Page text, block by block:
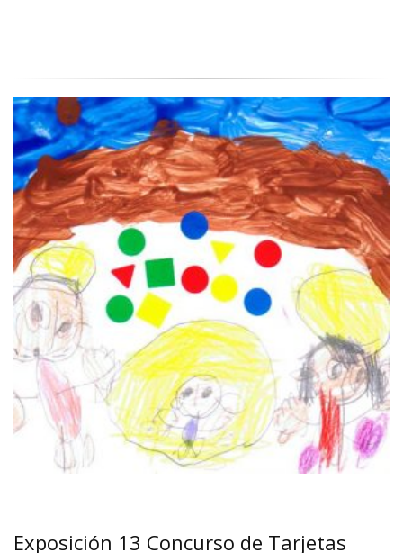
Exposición 13 Concurso de Tarjetas